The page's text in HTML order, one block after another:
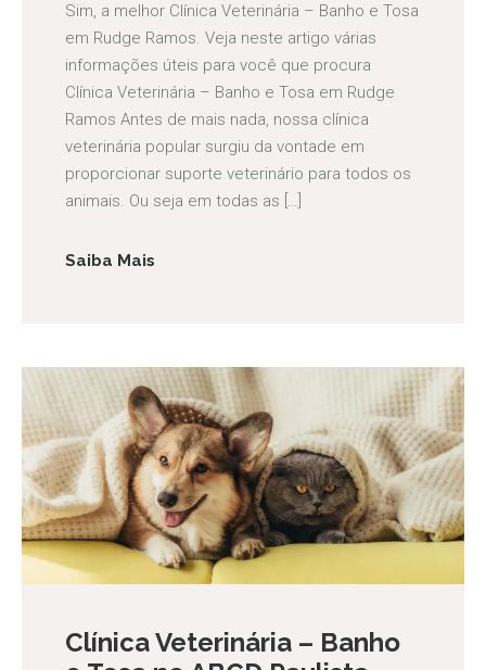
Sim, a melhor Clínica Veterinária – Banho e Tosa
em Rudge Ramos. Veja neste artigo várias
informações úteis para você que procura
Clínica Veterinária – Banho e Tosa em Rudge
Ramos Antes de mais nada, nossa clínica
veterinária popular surgiu da vontade em
proporcionar suporte veterinário para todos os
animais. Ou seja em todas as […]
Saiba Mais
Clínica Veterinária – Banho